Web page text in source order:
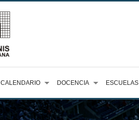
CALENDARIO DOCENCIA ESCUELAS